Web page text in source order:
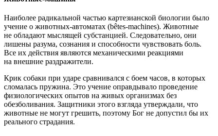
Наиболее радикальной частью картезианской биологии было
учение о животных-автоматах (bêtes-machines). Животные
не обладают мыслящей субстанцией. Следовательно, они
лишены разума, сознания и способности чувствовать боль.
Все их действия являются механическими реакциями
на внешние раздражители.
Крик собаки при ударе сравнивался с боем часов, в которых
сломалась пружина. Это учение оправдывало проведение
физиологических опытов на живых организмах без
обезболивания. Защитники этого взгляда утверждали, что
животные не могут грешить, поэтому Бог не допустил бы их
реального страдания.